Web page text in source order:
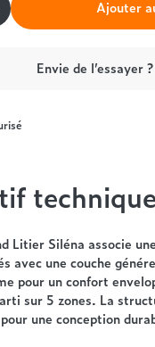
marque
Ajouter
Envie de l’essayer ?
technique
Litier Siléna associe
avec une couche
pour un confort
sur 5 zones. La
une conception